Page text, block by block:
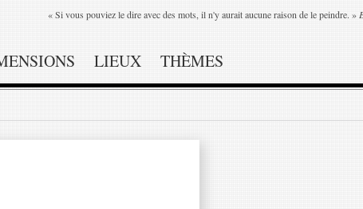
« Si vous pouviez le dire avec des mots, il n'y aurait aucune raison de le peindre. »
LIEUX THÈMES